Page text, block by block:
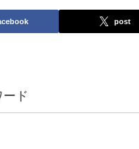
post
ード